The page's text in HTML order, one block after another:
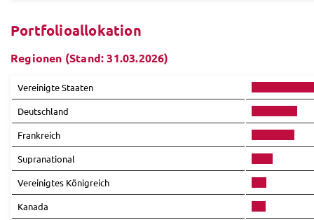
Portfolioallokation
Regionen (Stand: 31.03.2026)
Vereinigte Staaten
Deutschland
Frankreich
Supranational
Vereinigtes Königreich
Kanada